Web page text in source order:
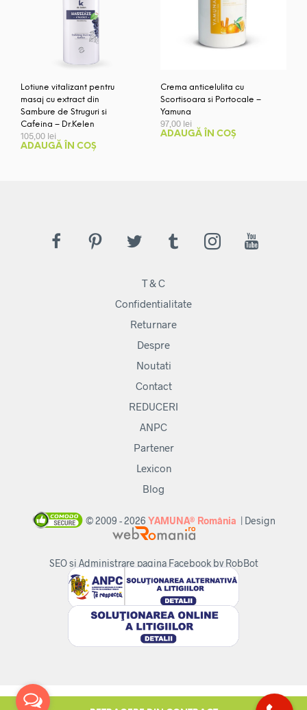
Lotiune vitalizant pentru
masaj cu extract din
Sambure de Struguri si
Cafeina – Dr.Kelen
105,00 lei
ADAUGĂ ÎN COȘ
Crema anticelulita cu
Scortisoara si Portocale –
Yamuna
97,00 lei
ADAUGĂ ÎN COȘ
T & C
Confidentialitate
Returnare
Despre
Noutati
Contact
REDUCERI
ANPC
Partener
Lexicon
Blog
© 2009 - 2026 YAMUNA® România | Design
SEO si Administrare pagina Facebook by RobBot